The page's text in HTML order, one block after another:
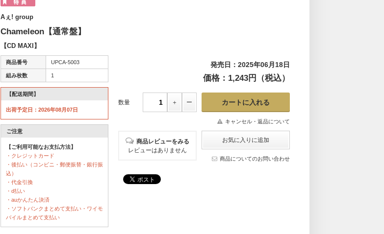
Aぇ! group
Chameleon【通常盤】
【CD MAXI】
商品番号 UPCA-5003
組み枚数 1
【配送期間】
出荷予定日：2026年08月07日
ご注意
【ご利用可能なお支払方法】
・クレジットカード
・後払い（コンビニ・郵便振替・銀行振
込）
・代金引換
・d払い
・auかんたん決済
・ソフトバンクまとめて支払い・ワイモ
バイルまとめて支払い
発売日：2025年06月18日
価格：1,243円（税込）
数量
キャンセル・返品について
商品レビューをみる
レビューはありません
商品についてのお問い合わせ